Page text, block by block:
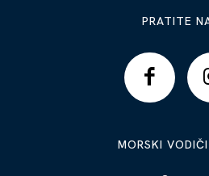
PRATITE
MORSKI